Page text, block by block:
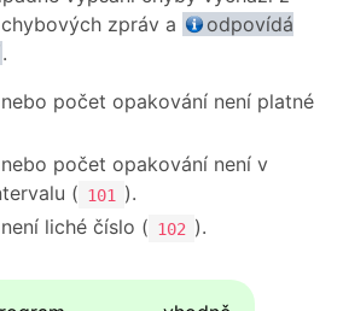
zpráv a
odpovídá
.
počet opakování není platné
počet opakování není v
( 101
).
liché číslo ( 102 ).